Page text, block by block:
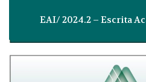
EAI/ 2024.2 – Escrita